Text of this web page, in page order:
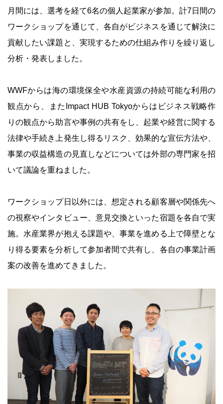
月間には、選考を経て6名の個人起業家が参加。計7日間の
ワークショップを通じて、各自がビジネスを通じて解決に
貢献したい課題と、実現するための仕組み作りを繰り返し
分析・発表しました。
WWFからは海の環境保全や水産資源の持続可能な利用の
観点から、またImpact HUB Tokyoからはビジネス戦略作
りの観点から助言や事例の共有をし、起業や経営に関する
法律や手続き上発生し得るリスク、効果的な宣伝方法や、
事業の収益構造の見直しなどについては外部の専門家を招
いて議論を重ねました。
ワークショップ日以外には、想定される顧客層や関係先へ
の視察やインタビュー、意見交換といった宿題を各自で実
施。水産業界が抱える課題や、事業を進める上で障壁とな
り得る要素を分析して参加者間で共有し、各自の事業計画
案の改善を進めてきました。